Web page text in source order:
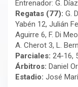
Entrenador: G.
Regatas (77): G.
Yabén 12, Julián
Aguirre 6, F. Di
A. Cherot 3, L.
Parciales: 24-16,
Árbitros: Daniel
Estadio: José